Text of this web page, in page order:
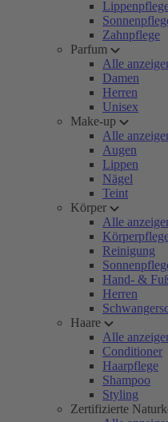
Zahnpflege
Parfum
Alle
Damen
Herren
Unisex
Make-up
Alle
Augen
Lippen
Nägel
Teint
Körper
Alle
Reinigung
Hand- &
Herren
Haare
Alle
Conditioner
Haarpflege
Shampoo
Styling
Zertifizierte